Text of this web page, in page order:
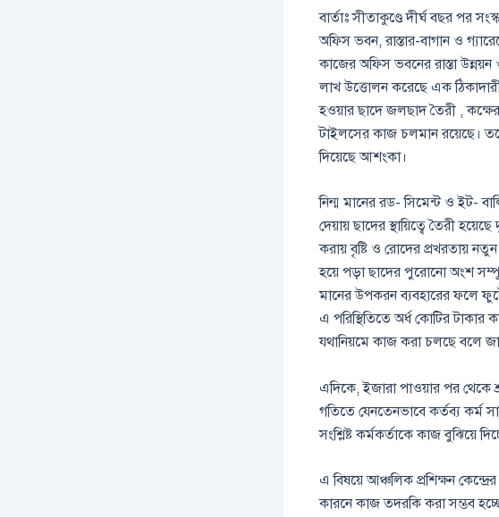
বার্তাঃ সীতাকুণ্ডে দীর্ঘ বছর পর
অফিস ভবন, রাস্তার-বাগান ও
কাজের অফিস ভবনের রাস্তা
লাখ উত্তোলন করেছে এক ঠিকাদারী
হওয়ার ছাদে জলছাদ তৈরী ,
টাইলসের কাজ চলমান রয়েছে।
দিয়েছে আশংকা।
নিন্ম মানের রড- সিমেন্ট ও ইট-
দেয়ায় ছাদের স্থায়িত্বে তৈরী
করায় বৃষ্টি ও রোদের প্রখরতায়
হয়ে পড়া ছাদের পুরোনো অংশ
মানের উপকরন ব্যবহারের ফলে
এ পরিস্থিতিতে অর্ধ কোটির টাকার
যথানিয়মে কাজ করা চলছে বলে
এদিকে, ইজারা পাওয়ার পর থেকে
গতিতে যেনতেনভাবে কর্তব্য
সংশ্লিষ্ট কর্মকর্তাকে কাজ বুঝিয়ে
এ বিষয়ে আঞ্চলিক প্রশিক্ষন
কারনে কাজ তদরকি করা সম্ভব